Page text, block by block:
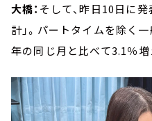
大橋： そして、昨日10日に
計」。パートタイムを除く
年の同じ月と比べて3.1％増